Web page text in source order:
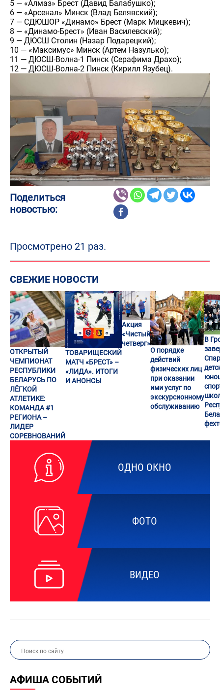
ОДНО ОКНО
ФОТО
ВИДЕО
АФИША СОБЫТИЙ
5 — «Алмаз» Брест (Давид Балабушко);
6 — «Арсенал» Минск (Влад Белявский);
7 — СДЮШОР «Динамо» Брест (Марк Мицкевич);
8 — «Динамо-Брест» (Иван Василевский);
9 — ДЮСШ Столин (Назар Подарецкий);
10 — «Максимус» Минск (Артем Назулько);
11 — ДЮСШ-Волна-1 Пинск (Серафима Драхо);
12 — ДЮСШ-Волна-2 Пинск (Кирилл Язубец).
Поделиться
новостью:
Просмотрено 21 раз.
СВЕЖИЕ НОВОСТИ
ОТКРЫТЫЙ
ЧЕМПИОНАТ
РЕСПУБЛИКИ
БЕЛАРУСЬ ПО
ЛЁГКОЙ
АТЛЕТИКЕ:
КОМАНДА #1
РЕГИОНА –
ЛИДЕР
СОРЕВНОВАНИЙ
ТОВАРИЩЕСКИЙ
МАТЧ «БРЕСТ» –
«ЛИДА». ИТОГИ
И АНОНСЫ
Акция
«Чистый
четверг»
О порядке
действий
физических лиц
при оказании
ими услуг по
экскурсионному
обслуживанию
В